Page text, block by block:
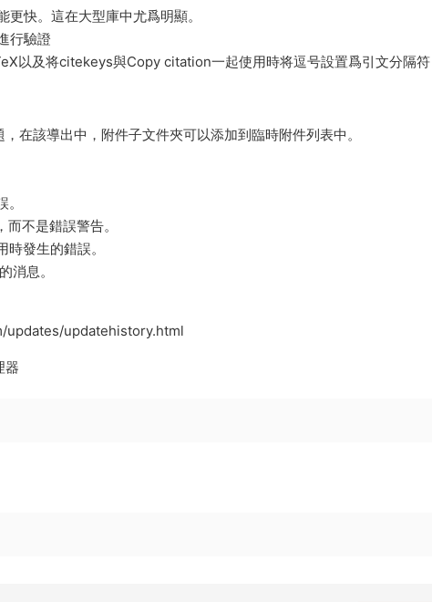
快。這在大型庫中尤爲明顯。
行驗證
以及将citekeys與Copy citation一起使用時将逗号設置爲引文分隔符
在該導出中，附件子文件夾可以添加到臨時附件列表中。
不是錯誤警告。
發生的錯誤。
消息。
updatehistory.html
器